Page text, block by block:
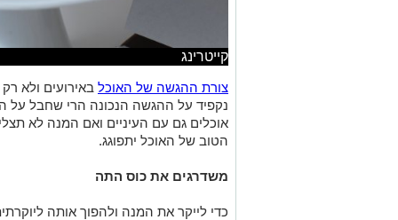
קייטרינג
צורת ההגשה של האוכל באירועים ולא
נקפיד על ההגשה הנכונה הרי שחבל על
אוכלים גם עם העיניים ואם המנה לא
הטוב של האוכל יתפוגג.
משדרגים את כוס התה
כדי לייקר את המנה ולהפוך אותה